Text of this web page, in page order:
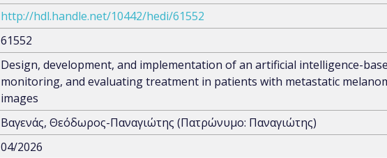
http://hdl.handle.net/10442/hedi/61552
61552
Design, development, and implementation of an artificial intelligence-
monitoring, and evaluating treatment in patients with metastatic
images
Βαγενάς, Θεόδωρος-Παναγιώτης (Πατρώνυμο: Παναγιώτης)
04/2026